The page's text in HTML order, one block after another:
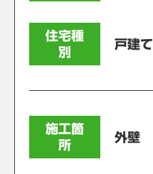
住宅種
別
戸建て
施工箇
所
外壁